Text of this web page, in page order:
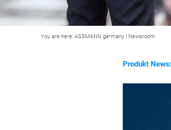
You are here: ASSMANN germany | Newsroom
Produkt News: